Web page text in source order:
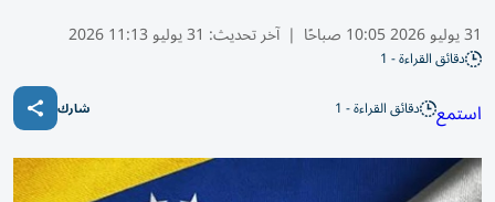
31 يوليو 2026 10:05 صباحًا | آخر تحديث: 31 يوليو 11:13 2026
دقائق القراءة - 1
استمع دقائق القراءة - 1 شارك